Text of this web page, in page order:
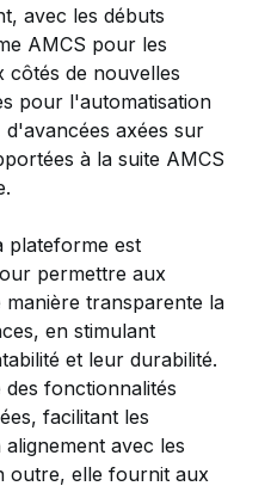
avec les débuts
AMCS pour les
côtés de nouvelles
pour l'automatisation
axées sur
à la suite AMCS
plateforme est
permettre aux
transparente la
en stimulant
et leur durabilité.
fonctionnalités
facilitant les
avec les
outre, elle fournit aux